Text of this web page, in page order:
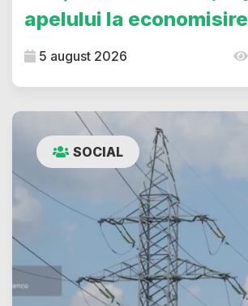
apelului la economisire
5 august 2026
SOCIAL